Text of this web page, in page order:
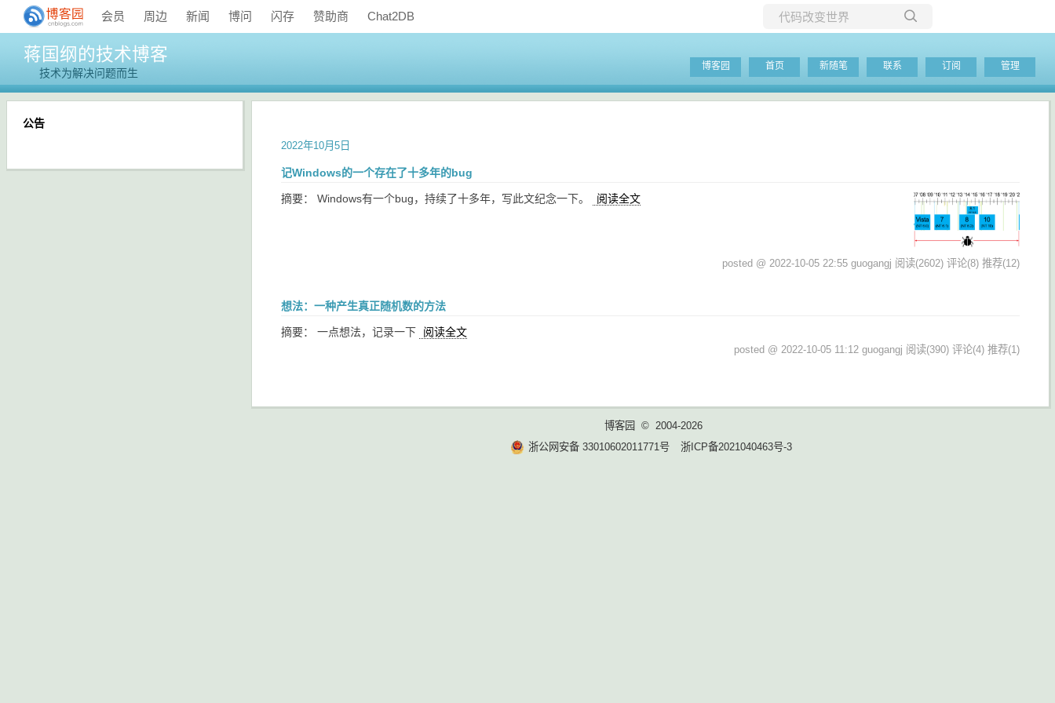
会员 周边 新闻 博问 闪存 赞助商 Chat2DB
当前博客
蒋国纲的技术博客
技术为解决问题而生
博客园 首页 新随笔 联系 订阅 管理
2022年10月5日
记Windows的一个存在了十多年的bug
摘要： Windows有一个bug，持续了十多年，写此文纪念一下。 阅读全文
posted @ 2022-10-05 22:55 guogangj 阅读(2602) 评论(8) 推荐(12)
想法：一种产生真正随机数的方法
摘要： 一点想法，记录一下 阅读全文
posted @ 2022-10-05 11:12 guogangj 阅读(390) 评论(4) 推荐(1)
公告
博客园
© 2004-2026
浙公网安备 33010602011771号
浙ICP备2021040463号-3